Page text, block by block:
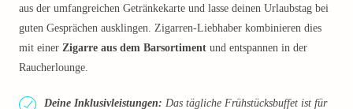
aus der umfangreichen Getränkekarte und lasse deinen Urlaubstag bei
guten Gesprächen ausklingen. Zigarren-Liebhaber kombinieren dies
mit einer Zigarre aus dem Barsortiment und entspannen in der
Raucherlounge.
Deine Inklusivleistungen: Das tägliche Frühstücksbuffet ist für